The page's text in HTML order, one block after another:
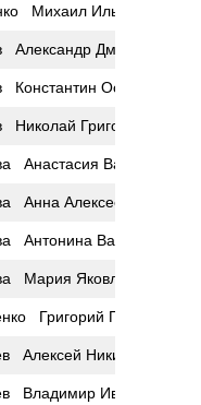
Михаил Ильич
Александр Дмитриевич
Константин Осипович
Николай Григорьевич
Анастасия Васильевна
Анна Алексеевна
Антонина Васильевна
Мария Яковлевна
Григорий Петрович
Алексей Никитович
Владимир Иванович